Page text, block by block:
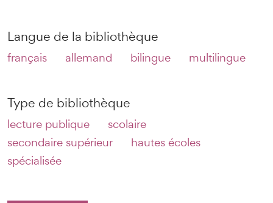
Langue de la bibliothèque
français allemand bilingue multilingue
Type de bibliothèque
lecture publique
scolaire
secondaire supérieur
hautes écoles
spécialisée